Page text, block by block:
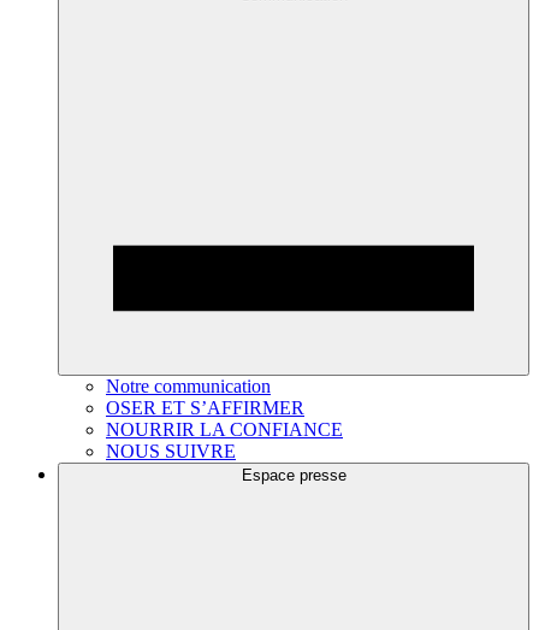
Notre communication
OSER ET S’AFFIRMER
NOURRIR LA CONFIANCE
NOUS SUIVRE
Espace presse